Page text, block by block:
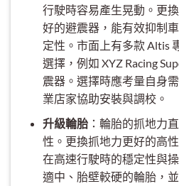
行駛時容易產生晃動。更
好的避震器，能有效抑制
定性。市面上有多款 Altis
選擇，例如 XYZ Racing
震器。選擇時應考量自身
業店家協助安裝與調校。
升級輪胎：輪胎的抓地力
性。更換抓地力更好的高
在高速行駛時的穩定性與
適中、胎壁較硬的輪胎，